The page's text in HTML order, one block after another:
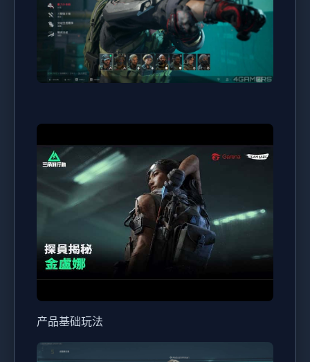
产品基础玩法